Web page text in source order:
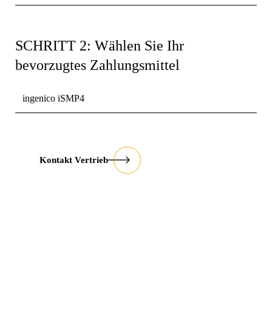
SCHRITT 2: Wählen Sie Ihr
bevorzugtes Zahlungsmittel
ingenico iSMP4
Kontakt Vertrieb